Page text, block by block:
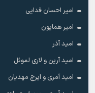
امیر احسان فدایی
امیر همایون
امید آذر
امید آرین و لاری لموئل
امید آمری و ایرج مهدیان